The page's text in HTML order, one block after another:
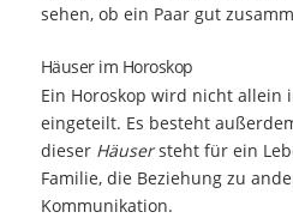
sehen, ob ein Paar gut
Häuser im Horoskop
Ein Horoskop wird nicht allein
eingeteilt. Es besteht
dieser Häusersteht für ein
Familie, die Beziehung zu
Kommunikation.